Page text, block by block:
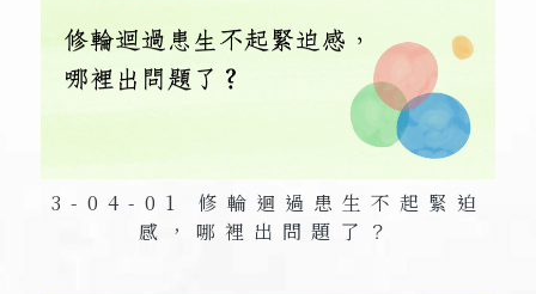
3-04-01 修輪迴過患生不起緊迫
感，哪裡出問題了？